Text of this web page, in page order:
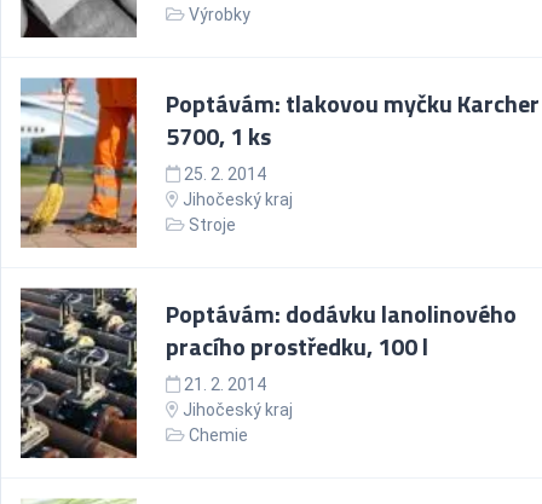
Výrobky
Poptávám: tlakovou myčku
5700, 1 ks
25. 2. 2014
Jihočeský kraj
Stroje
Poptávám: dodávku lanolinového
pracího prostředku, 100 l
21. 2. 2014
Jihočeský kraj
Chemie